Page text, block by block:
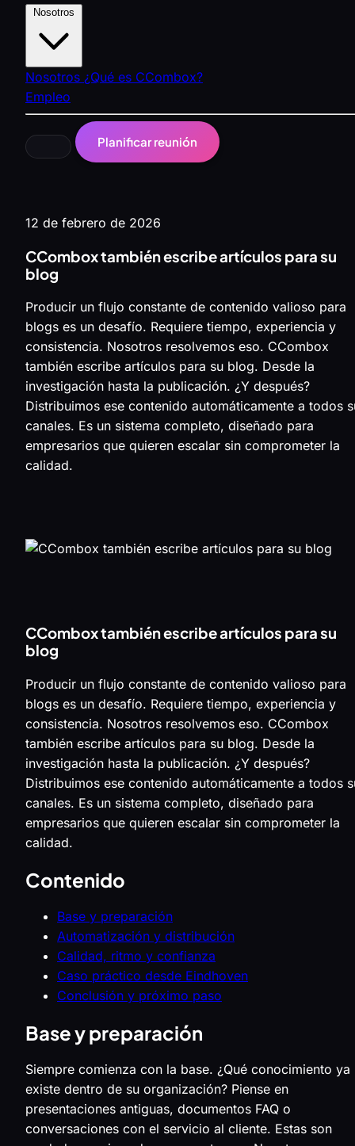
Nosotros ¿Qué es CCombox?
Empleo
Planificar reunión
12 de febrero de 2026
CCombox también escribe artículos para su
blog
Producir un flujo constante de contenido valioso para
blogs es un desafío. Requiere tiempo, experiencia y
consistencia. Nosotros resolvemos eso. CCombox
también escribe artículos para su blog. Desde la
investigación hasta la publicación. ¿Y después?
Distribuimos ese contenido automáticamente a todos
canales. Es un sistema completo, diseñado para
empresarios que quieren escalar sin comprometer la
calidad.
CCombox también escribe artículos para su
blog
Producir un flujo constante de contenido valioso para
blogs es un desafío. Requiere tiempo, experiencia y
consistencia. Nosotros resolvemos eso. CCombox
también escribe artículos para su blog. Desde la
investigación hasta la publicación. ¿Y después?
Distribuimos ese contenido automáticamente a todos
canales. Es un sistema completo, diseñado para
empresarios que quieren escalar sin comprometer la
calidad.
Contenido
Base y preparación
Automatización y distribución
Calidad, ritmo y confianza
Caso práctico desde Eindhoven
Conclusión y próximo paso
Base y preparación
Siempre comienza con la base. ¿Qué conocimiento ya
existe dentro de su organización? Piense en
presentaciones antiguas, documentos FAQ o
conversaciones con el servicio al cliente. Estas son